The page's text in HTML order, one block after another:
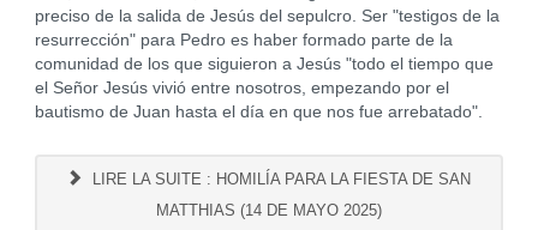
preciso de la salida de Jesús del sepulcro. Ser "testigos de la
resurrección" para Pedro es haber formado parte de la
comunidad de los que siguieron a Jesús "todo el tiempo que
el Señor Jesús vivió entre nosotros, empezando por el
bautismo de Juan hasta el día en que nos fue arrebatado".
LIRE LA SUITE : HOMILÍA PARA LA FIESTA DE SAN
MATTHIAS (14 DE MAYO 2025)